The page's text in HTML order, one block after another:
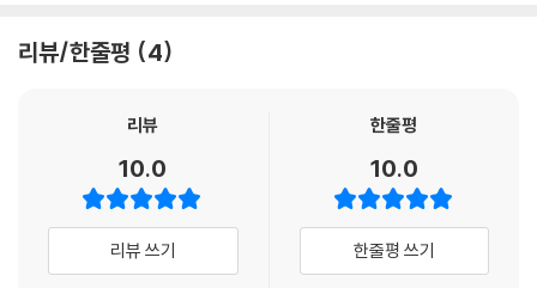
리뷰/한줄평 4
리뷰
10.0
리뷰 쓰기
한줄평
10.0
한줄평 쓰기